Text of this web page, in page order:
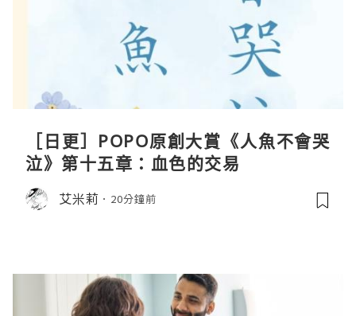
［日更］POPO原創大賞《人魚不會哭
泣》第十五章：血色的交易
艾米莉 20分鐘前